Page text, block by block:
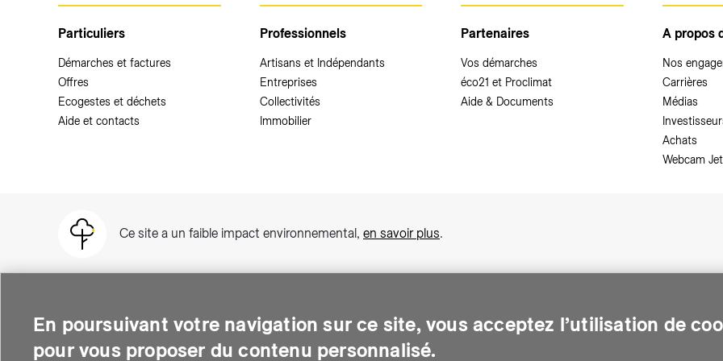
En poursuivant votre navigation sur ce site, vous acceptez l’utilisation de
pour vous proposer du contenu personnalisé.
Particuliers
Démarches et factures
Offres
Ecogestes et déchets
Aide et contacts
Professionnels
Artisans et Indépendants
Entreprises
Collectivités
Immobilier
Partenaires
Vos démarches
éco21 et Proclimat
Aide & Documents
A propos
Nos
Carrières
Médias
Achats
Webcam
Ce site a un faible impact environnemental, en savoir plus.
SIG est une entreprise suisse au service de plus de 500 000 personnes sur le canton de Genève. Chaque jour, elle leur assure des